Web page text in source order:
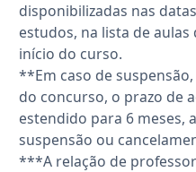
disponibilizadas nas
estudos, na lista de
início do curso.
**Em caso de
do concurso, o prazo de
estendido para 6 meses,
suspensão ou
***A relação de